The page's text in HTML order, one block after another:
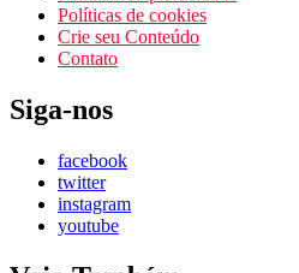
Políticas de cookies
Crie seu Conteúdo
Contato
Siga-nos
facebook
twitter
instagram
youtube